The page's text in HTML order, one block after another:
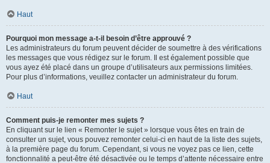
Haut
Pourquoi mon message a-t-il besoin d’être approuvé ?
Les administrateurs du forum peuvent décider de soumettre à des vérifications
les messages que vous rédigez sur le forum. Il est également possible que
vous ayez été placé dans un groupe d’utilisateurs aux permissions limitées.
Pour plus d’informations, veuillez contacter un administrateur du forum.
Haut
Comment puis-je remonter mes sujets ?
En cliquant sur le lien « Remonter le sujet » lorsque vous êtes en train de
consulter un sujet, vous pouvez remonter celui-ci en haut de la liste des sujets,
à la première page du forum. Cependant, si vous ne voyez pas ce lien, cette
fonctionnalité a peut-être été désactivée ou le temps d’attente nécessaire entre